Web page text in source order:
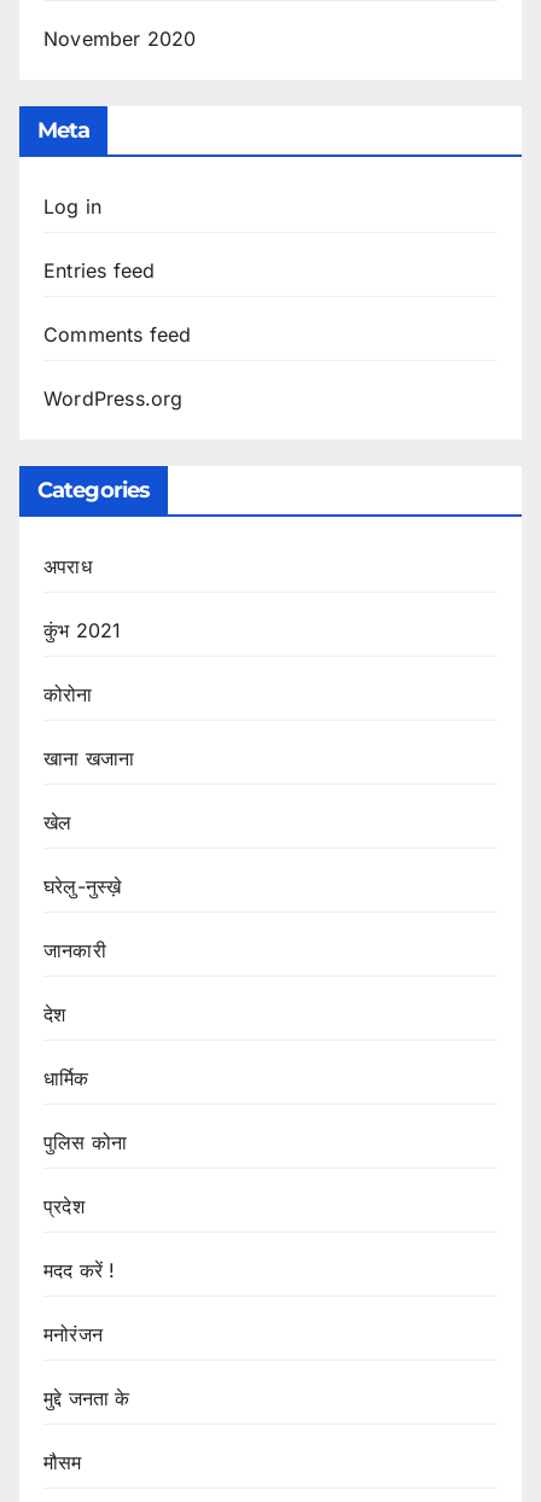
November 2020
Meta
Log in
Entries feed
Comments feed
WordPress.org
Categories
अपराध
कुंभ 2021
कोरोना
खाना खजाना
खेल
घरेलु-नुस्ख़े
जानकारी
देश
धार्मिक
पुलिस कोना
प्रदेश
मदद करें !
मनोरंजन
मुद्दे जनता के
मौसम